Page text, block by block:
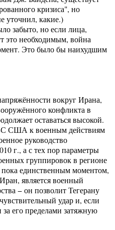
кризиса", но
уточнил, какие.)
забыто, но если лица,
это необходимым, война
Это было бы наихудшим
вокруг Ирана,
конфликта в
оставаться высокой.
США к военным действиям
руководство
г., а с тех пор параметры
группировок в регионе
пока единственным моментом,
является военный
− он позволит Тегерану
удар и, если
за его пределами затяжную